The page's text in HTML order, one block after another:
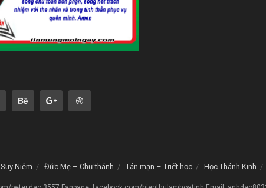
Suy Niệm Đức Mẹ – Chư thánh Tản mạn – Triết học Học Thánh Kinh